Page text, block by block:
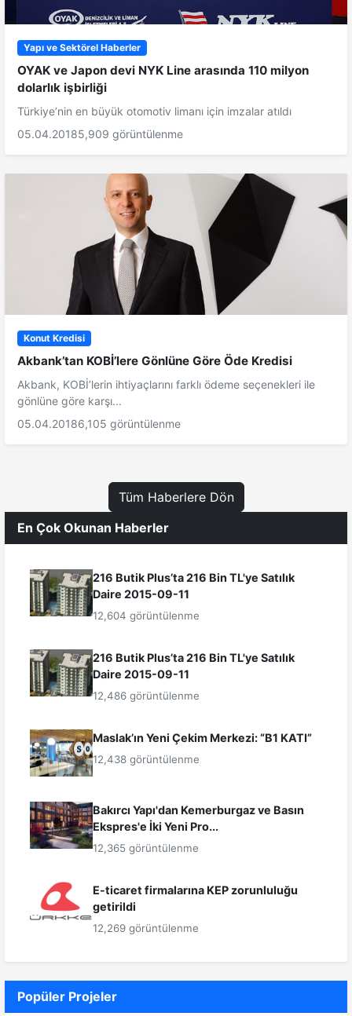
Yapı ve Sektörel Haberler
OYAK ve Japon devi NYK Line arasında 110 milyon
dolarlık işbirliği
Türkiye’nin en büyük otomotiv limanı için imzalar atıldı
05.04.20185,909 görüntülenme
Konut Kredisi
Akbank’tan KOBİ’lere Gönlüne Göre Öde Kredisi
Akbank, KOBİ’lerin ihtiyaçlarını farklı ödeme seçenekleri ile
gönlüne göre karşı...
05.04.20186,105 görüntülenme
Tüm Haberlere Dön
En Çok Okunan Haberler
216 Butik Plus’ta 216 Bin TL'ye Satılık
Daire 2015-09-11
12,604 görüntülenme
216 Butik Plus’ta 216 Bin TL'ye Satılık
Daire 2015-09-11
12,486 görüntülenme
Maslak’ın Yeni Çekim Merkezi: “B1 KATI”
12,438 görüntülenme
Bakırcı Yapı'dan Kemerburgaz ve Basın
Ekspres'e İki Yeni Pro...
12,365 görüntülenme
E-ticaret firmalarına KEP zorunluluğu
getirildi
12,269 görüntülenme
Popüler Projeler